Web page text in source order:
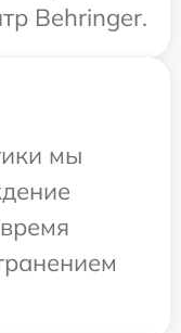
Behringer.
мы